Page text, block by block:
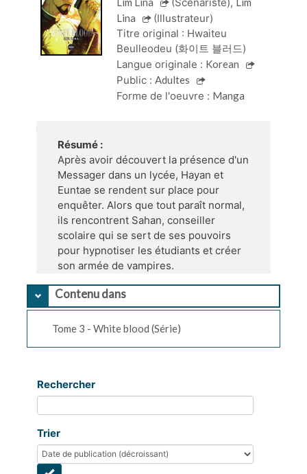
Lina
(Illustrateur)
Titre original : Hwaiteu
Beulleodeu (화이트 블러드)
Langue originale : Korean
Public : Adultes
Forme de l'oeuvre : Manga
Résumé :
Après avoir découvert la présence d'un
Messager dans un lycée, Hayan et
Euntae se rendent sur place pour
enquêter. Alors que tout paraît normal,
ils rencontrent Sahan, conseiller
scolaire qui se sert de ses pouvoirs
pour hypnotiser les étudiants et créer
son armée de vampires.
Contenu dans
Tome 3 - White blood (Série)
Rechercher
Trier